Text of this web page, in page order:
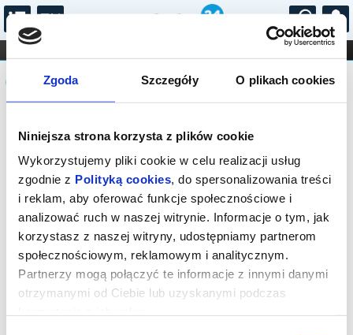
Zgoda Szczegóły O plikach cookies
Niniejsza strona korzysta z plików cookie
Wykorzystujemy pliki cookie w celu realizacji usług
zgodnie z Polityką cookies, do spersonalizowania treści
i reklam, aby oferować funkcje społecznościowe i
analizować ruch w naszej witrynie. Informacje o tym, jak
korzystasz z naszej witryny, udostępniamy partnerom
społecznościowym, reklamowym i analitycznym.
Partnerzy mogą połączyć te informacje z innymi danymi
otrzymanymi od Ciebie lub uzyskanymi podczas
...
FILHARMONIA OPERA I BALET
STAND-UP
DLA DZIECI
Komunikat
Sprzedaż biletów on-line na wydarzenie
została zakończona.